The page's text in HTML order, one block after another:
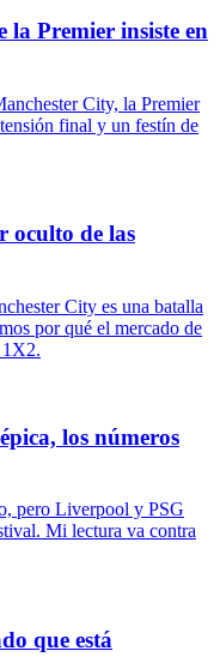
Premier insiste en
City, la Premier
final y un festín de
oculto de las
City es una batalla
por qué el mercado de
1X2.
los números
pero Liverpool y PSG
Mi lectura va contra
que está